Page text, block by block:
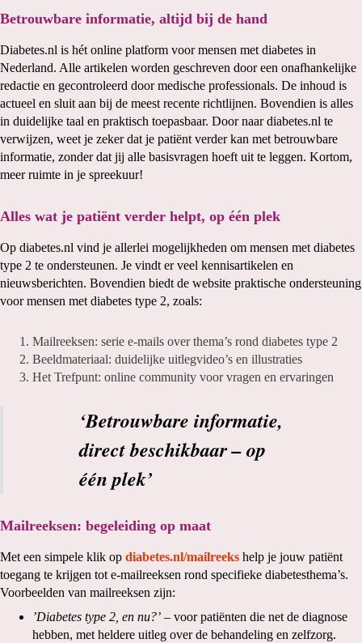
Betrouwbare informatie, altijd bij de hand
Diabetes.nl is hét online platform voor mensen met diabetes in
Nederland. Alle artikelen worden geschreven door een onafhankelijke
redactie en gecontroleerd door medische professionals. De inhoud is
actueel en sluit aan bij de meest recente richtlijnen. Bovendien is alles
in duidelijke taal en praktisch toepasbaar. Door naar diabetes.nl te
verwijzen, weet je zeker dat je patiënt verder kan met betrouwbare
informatie, zonder dat jij alle basisvragen hoeft uit te leggen. Kortom,
meer ruimte in je spreekuur!
Alles wat je patiënt verder helpt, op één plek
Op diabetes.nl vind je allerlei mogelijkheden om mensen met diabetes
type 2 te ondersteunen. Je vindt er veel kennisartikelen en
nieuwsberichten. Bovendien biedt de website praktische ondersteuning
voor mensen met diabetes type 2, zoals:
Mailreeksen: serie e-mails over thema’s rond diabetes type 2
Beeldmateriaal: duidelijke uitlegvideo’s en illustraties
Het Trefpunt: online community voor vragen en ervaringen
‘Betrouwbare informatie,
direct beschikbaar – op
één plek’
Mailreeksen: begeleiding op maat
Met een simpele klik op diabetes.nl/mailreeks help je jouw patiënt
toegang te krijgen tot e-mailreeksen rond specifieke diabetesthema’s.
Voorbeelden van mailreeksen zijn:
’Diabetes type 2, en nu?’ – voor patiënten die net de diagnose
hebben, met heldere uitleg over de behandeling en zelfzorg.